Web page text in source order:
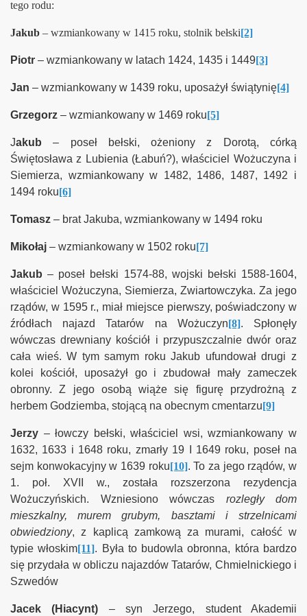
tego rodu:
Jakub – wzmiankowany w 1415 roku, stolnik bełski[2]
Piotr – wzmiankowany w latach 1424, 1435 i 1449[3]
Jan – wzmiankowany w 1439 roku, uposażył świątynię[4]
Grzegorz – wzmiankowany w 1469 roku[5]
Jakub– poseł bełski, ożeniony z Dorotą, córką
Świętosława z Lubienia (Łabuń?), właściciel Wożuczyna i
Siemierza, wzmiankowany w 1482, 1486, 1487, 1492 i
1494 roku[6]
Tomasz – brat Jakuba, wzmiankowany w 1494 roku
Mikołaj – wzmiankowany w 1502 roku[7]
Jakub– poseł bełski 1574-88, wojski bełski 1588-1604,
właściciel Wożuczyna, Siemierza, Zwiartowczyka. Za jego
rządów, w 1595 r., miał miejsce pierwszy, poświadczony w
źródłach najazd Tatarów na Wożuczyn[8]. Spłonęły
wówczas drewniany kościół i przypuszczalnie dwór oraz
cała wieś. W tym samym roku Jakub ufundował drugi z
kolei kościół, uposażył go i zbudował mały zameczek
obronny. Z jego osobą wiąże się figurę przydrożną z
herbem Godziemba, stojącą na obecnym cmentarzu[9]
Jerzy – łowczy bełski, właściciel wsi, wzmiankowany w
1632, 1633 i 1648 roku, zmarły 19 I 1649 roku, poseł na
sejm konwokacyjny w 1639 roku[10]. To za jego rządów, w
1. poł. XVII w., została rozszerzona rezydencja
Wożuczyńskich. Wzniesiono wówczas rozległy dom
mieszkalny, murem grubym, basztami i strzelnicami
obwiedziony, z kaplicą zamkową za murami, całość w
typie włoskim[11]. Była to budowla obronna, która bardzo
się przydała w obliczu najazdów Tatarów, Chmielnickiego i
Szwedów
Jacek (Hiacynt) –
syn Jerzego, student Akademii
Gajewskiego
i Okolic